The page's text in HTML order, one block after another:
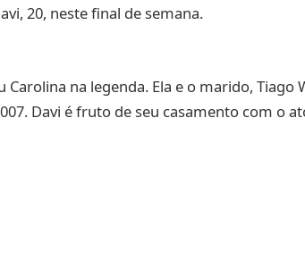
20, neste final de semana.
Carolina na legenda. Ela e o marido, Tiago
Davi é fruto de seu casamento com o